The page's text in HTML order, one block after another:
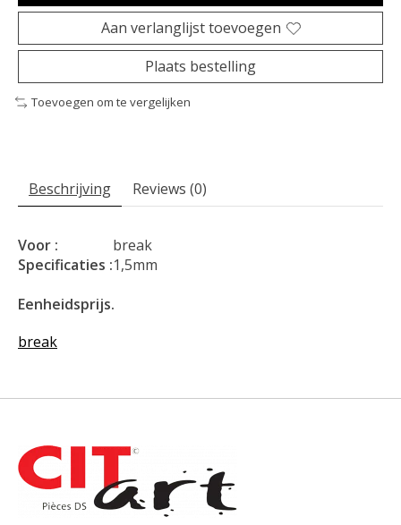
Aan verlanglijst toevoegen
Plaats bestelling
Toevoegen om te vergelijken
Beschrijving Reviews (0)
Voor :
break
Specificaties :1,5mm
Eenheidsprijs.
break